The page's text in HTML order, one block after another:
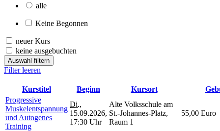
alle
Keine Begonnen
neuer Kurs
keine ausgebuchten
Auswahl filtern
Filter leeren
Kurstitel Beginn Kursort
Progressive
Muskelentspannung
und Autogenes
Training
Di.,
15.09.2026,
17:30 Uhr
Alte Volksschule am
St.-Johannes-Platz,
Raum 1
55,00 Euro